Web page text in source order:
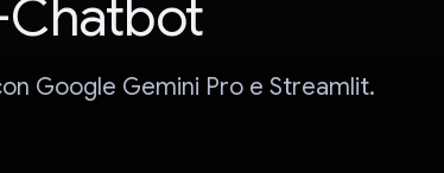
Google Gemini Pro e Streamlit.